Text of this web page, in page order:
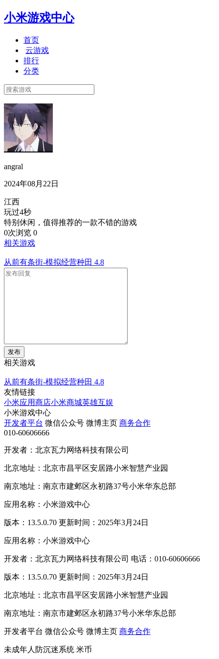
小米游戏中心
首页
云游戏
排行
分类
angral
2024年08月22日
江西
玩过4秒
特别休闲，值得推荐的一款不错的游戏
0次浏览 0
相关游戏
从前有条街-模拟经营种田 4.8
发布
相关游戏
从前有条街-模拟经营种田 4.8
友情链接
小米应用商店小米商城英雄互娱
小米游戏中心
开发者平台 微信公众号 微博主页 商务合作
010-60606666
开发者：北京瓦力网络科技有限公司
北京地址：北京市昌平区安居路小米智慧产业园
南京地址：南京市建邺区永初路37号小米华东总部
应用名称：小米游戏中心
版本：13.5.0.70 更新时间：2025年3月24日
应用名称：小米游戏中心
开发者：北京瓦力网络科技有限公司 电话：010-60606666
版本：13.5.0.70 更新时间：2025年3月24日
北京地址：北京市昌平区安居路小米智慧产业园
南京地址：南京市建邺区永初路37号小米华东总部
开发者平台 微信公众号 微博主页 商务合作
未成年人防沉迷系统 米币